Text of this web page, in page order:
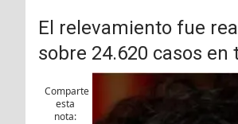
El relevamiento fue
sobre 24.620 casos en
Comparte
esta
nota: